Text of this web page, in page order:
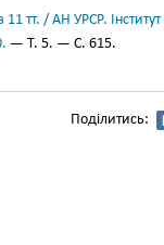
11 тт. / АН УРСР.
— Т. 5. — С. 615.
Поділитись: